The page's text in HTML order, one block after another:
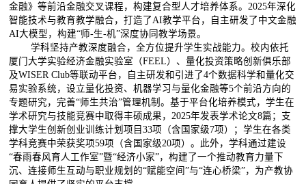
金融》等前沿金融交叉课程，构建复合型人才培养体系。 2025年深化
智能技术与教育教学融合，打造了 AI教学平台，自主研发了中文金融
AI大模型，构建“师-生-机”深度协同教学场景。
学科坚持产教深度融合，全方位提升学生实战能力。校内依托
厦门大学实验经济金融实验室（FEEL）、量化投资策略创新俱乐部
及WISER Club等联动平台，自主研发和引进了4个数据科学和量化交
易实验系统，设立量化投资、机器学习与量化金融等5个前沿方向的
专题研究，完善“师生共治”管理机制。基于平台化培养模式，学生在
学术研究与技能竞赛中取得丰硕成果， 2025年发表学术论文8篇；支
撑大学生创新创业训练计划项目 33项（含国家级7项）；学生在各类
学科竞赛中荣获奖项59项（含国家级20项）。此外，学科通过建设
“春雨春风育人工作室”暨“经济小家”，构建了一个推动教育力量下
沉、连接师生互动与职业规划的“赋能空间”与“连心桥梁”，为产教协